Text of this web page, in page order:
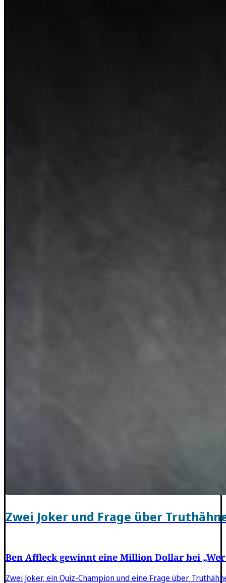
Zwei Joker und Frage über
Ben Affleck gewinnt eine Million Dollar bei
Zwei Joker, ein Quiz-Champion und eine Frage über